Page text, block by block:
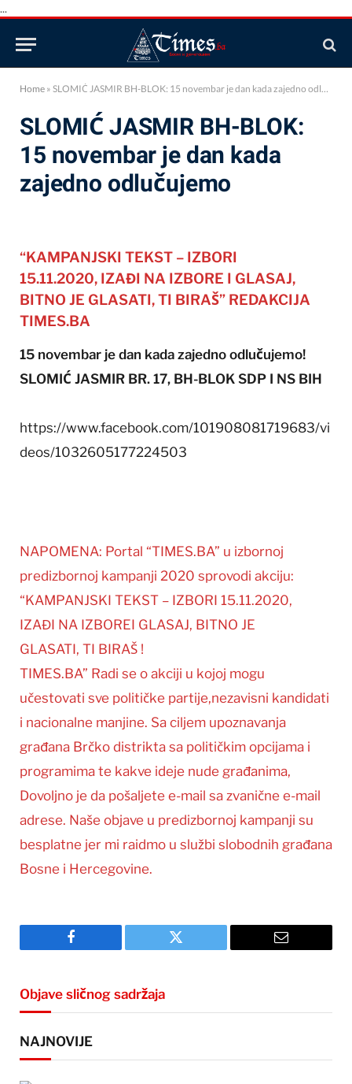
...
Home » SLOMIĆ JASMIR BH-BLOK: 15 novembar je dan kada zajedno odlučujemo
SLOMIĆ JASMIR BH-BLOK:
15 novembar je dan kada
zajedno odlučujemo
“KAMPANJSKI TEKST – IZBORI
15.11.2020, IZAĐI NA IZBORE I GLASAJ,
BITNO JE GLASATI, TI BIRAŠ” REDAKCIJA
TIMES.BA
15 novembar je dan kada zajedno odlučujemo!
SLOMIĆ JASMIR BR. 17, BH-BLOK SDP I NS BIH
https://www.facebook.com/101908081719683/vi
deos/1032605177224503
NAPOMENA: Portal “TIMES.BA” u izbornoj
predizbornoj kampanji 2020 sprovodi akciju:
“KAMPANJSKI TEKST – IZBORI 15.11.2020,
IZAĐI NA IZBOREI GLASAJ, BITNO JE
GLASATI, TI BIRAŠ !
TIMES.BA” Radi se o akciji u kojoj mogu
učestovati sve političke partije,nezavisni kandidati
i nacionalne manjine. Sa ciljem upoznavanja
građana Brčko distrikta sa političkim opcijama i
programima te kakve ideje nude građanima,
Dovoljno je da pošaljete e-mail sa zvanične e-mail
adrese. Naše objave u predizbornoj kampanji su
besplatne jer mi raidmo u službi slobodnih građana
Bosne i Hercegovine.
Facebook Twitter Email
Objave sličnog sadržaja
NAJNOVIJE